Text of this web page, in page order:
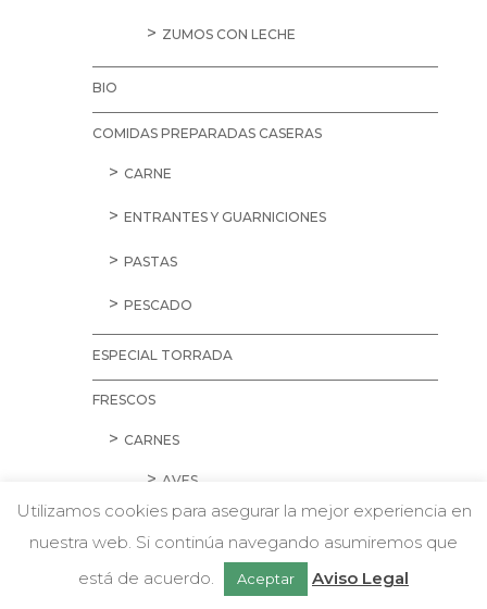
ZUMOS CON LECHE
BIO
COMIDAS PREPARADAS CASERAS
CARNE
ENTRANTES Y GUARNICIONES
PASTAS
PESCADO
ESPECIAL TORRADA
FRESCOS
CARNES
AVES
CARNE PICADA
CERDO w Chatea con nosotros
Utilizamos cookies para asegurar la mejor experiencia en
nuestra web. Si continúa navegando asumiremos que
está de acuerdo.
Aceptar Aviso Legal